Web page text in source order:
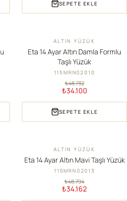
SEPETE EKLE
İNDIRIMALTIN YÜZÜK
Eta 14 Ayar Altın Damla Formlu
Taşlı Yüzük
115MRN02010
₺48.732
₺34.100
SEPETE EKLE
İNDIRIMALTIN YÜZÜK
Eta 14 Ayar Altın Mavi Taşlı Yüzük
115MRN02013
₺48.794
₺34.162